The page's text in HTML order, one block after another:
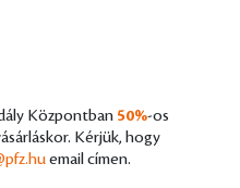
Központban 50%-os
Kérjük, hogy
email címen.